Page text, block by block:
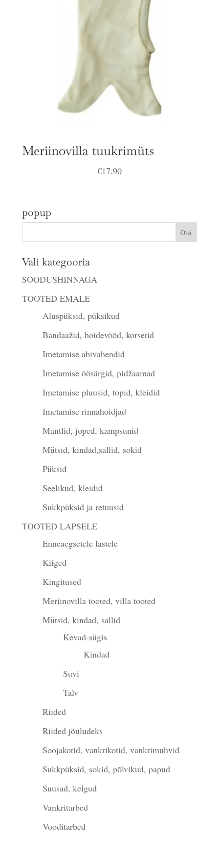
Meriinovilla tuukrimüts
€17.90
popup
Vali kategooria
SOODUSHINNAGA
TOOTED EMALE
Aluspüksid, püksikud
Bandaažid, hoidevööd, korsetid
Imetamise abivahendid
Imetamise öösärgid, pidžaamad
Imetamise pluusid, topid, kleidid
Imetamise rinnahoidjad
Mantlid, joped, kampsunid
Mütsid, kindad,sallid, sokid
Püksid
Seelikud, kleidid
Sukkpüksid ja retuusid
TOOTED LAPSELE
Enneaegsetele lastele
Kiiged
Kingitused
Meriinovilla tooted, villa tooted
Mütsid, kindad, sallid
Kevad-sügis
Kindad
Suvi
Talv
Riided
Riided jõuludeks
Soojakotid, vankrikotid, vankrimuhvid
Sukkpüksid, sokid, põlvikud, papud
Suusad, kelgud
Vankritarbed
Vooditarbed